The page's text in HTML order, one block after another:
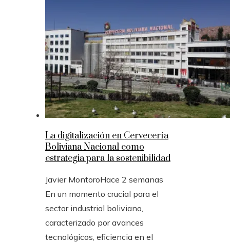
La digitalización en Cervecería
Boliviana Nacional como
estrategia para la sostenibilidad
Javier MontoroHace 2 semanas
En un momento crucial para el
sector industrial boliviano,
caracterizado por avances
tecnológicos, eficiencia en el